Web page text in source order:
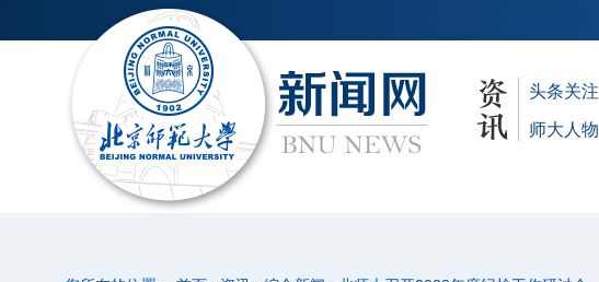
头条关注
师大人物